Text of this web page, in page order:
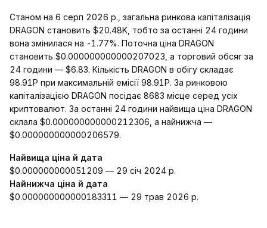
Станом на 6 серп 2026 р., загальна ринкова капіталізація
DRAGON становить $20.48K, тобто за останні 24 години
вона змінилася на -1.77%. Поточна ціна DRAGON
становить $0.000000000000207023, а торговий обсяг за
24 години — $6.83. Кількість DRAGON в обігу складає
98.91P при максимальній емісії 98.91P. За ринковою
капіталізацією DRAGON посідає 8683 місце серед усіх
криптовалют. За останні 24 години найвища ціна DRAGON
склала $0.000000000000212306, а найнижча —
$0.000000000000206579.
Найвища ціна й дата
$0.000000000051209 — 29 січ 2024 р.
Найнижча ціна й дата
$0.000000000000183311 — 29 трав 2026 р.